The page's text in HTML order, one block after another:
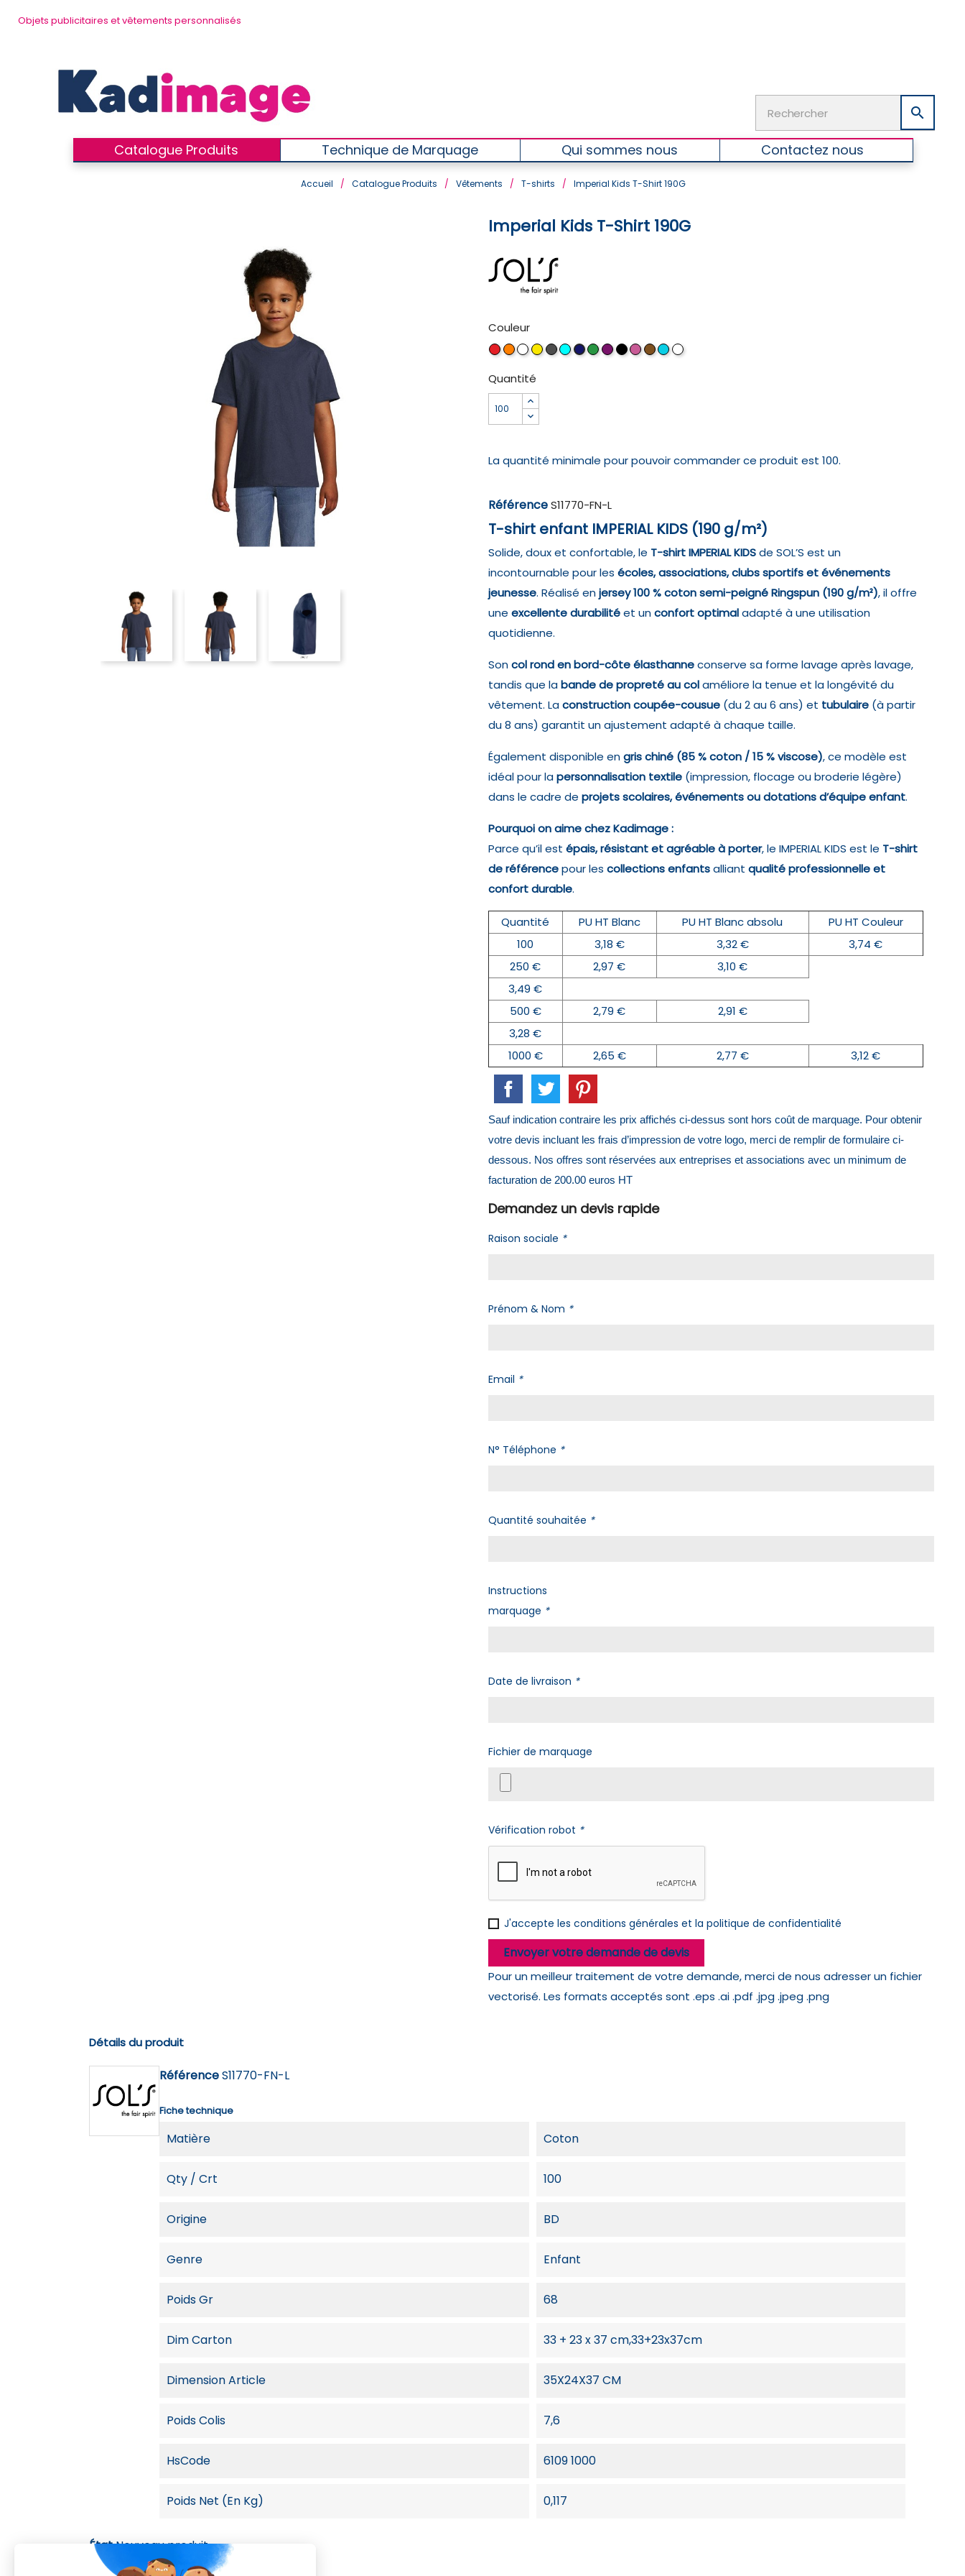
Objets publicitaires et vêtements personnalisés

Catalogue Produits Technique de Marquage Qui sommes nous Contactez nous
Accueil / Catalogue Produits / Vêtements / T-shirts / Imperial Kids T-Shirt 190G
Imperial Kids T-Shirt 190G
Couleur
RougeOrange
BlancJaune
GrisAquaFRENCH
VERTVIOLET
NOIRROSEChocolat
CielBlanc
Quantité
La quantité minimale pour pouvoir commander ce produit est 100.
Référence S11770-FN-L
T-shirt enfant IMPERIAL KIDS (190 g/m²)
Solide, doux et confortable, le T-shirt IMPERIAL KIDSde SOL’S est un
incontournable pour les écoles, associations, clubs sportifs et événements
jeunesse. Réalisé enjersey 100 % coton semi-peigné Ringspun (190 g/m²), il offre
une excellente durabilitéet unconfort optimaladapté à une utilisation
quotidienne.
Soncol rond en bord-côte élasthanneconserve sa forme lavage après lavage,
tandis que labande de propreté au colaméliore la tenue et la longévité du
vêtement. Laconstruction coupée-cousue(du 2 au 6 ans) et tubulaire(à partir
du 8 ans) garantit un ajustement adapté à chaque taille.
Également disponible engris chiné (85 % coton / 15 % viscose), ce modèle est
idéal pour lapersonnalisation textile(impression, flocage ou broderie légère)
dans le cadre de projets scolaires, événements ou dotations d’équipe enfant.
Pourquoi on aime chez Kadimage :
Parce qu’il est épais, résistant et agréable à porter, le IMPERIAL KIDS est le T-shirt
de référencepour les collections enfantsalliant qualité professionnelle et
confort durable.
Quantité PU HT Blanc PU HT Blanc absolu
PU HT Couleur
100
3,18 € 3,32 €
3,74 €
250 €
2,97 €
3,10 €
3,49 €
500 €
2,79 €
2,91 €
3,28 €
1000 €
2,65 € 2,77 € 3,12 €
Sauf indication contraire les prix affichés ci-dessus sont hors coût de marquage. Pour obtenir
votre devis incluant les frais d’impression de votre logo, merci de remplir de formulaire ci-
dessous. Nos offres sont réservées aux entreprises et associations avec un minimum de
facturation de 200.00 euros HT
Demandez un devis rapide
Raison sociale *
Prénom & Nom *
Email *
N° Téléphone *
Quantité souhaitée *
Instructions
marquage *
Date de livraison *
Fichier de marquage
Vérification robot *
J'accepte les conditions générales et la politique de confidentialité
Envoyer votre demande de devis
Pour un meilleur traitement de votre demande, merci de nous adresser un fichier
vectorisé. Les formats acceptés sont .eps .ai .pdf .jpg .jpeg .png
Détails du produit
RéférenceS11770-FN-L
Fiche technique
Matière Coton
Qty / Crt 100
Origine BD
Genre Enfant
Poids Gr 68
Dim Carton 33 + 23 x 37 cm,33+23x37cm
Dimension Article 35X24X37 CM
Poids Colis 7,6
HsCode 6109 1000
Poids Net (en Kg) 0,117
ÉtatNouveau produit